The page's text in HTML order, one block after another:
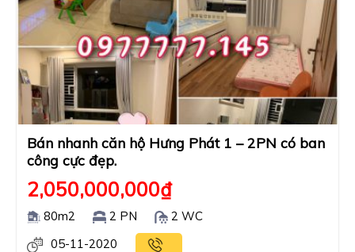
Bán nhanh căn hộ Hưng Phát 1 – 2PN có ban
công cực đẹp.
2,050,000,000₫
80m2 2 PN
2 WC
05-11-2020